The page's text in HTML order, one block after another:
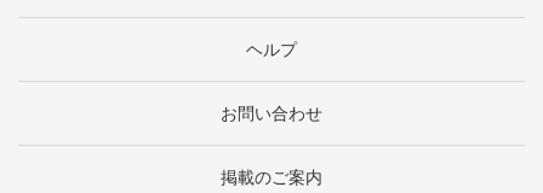
ヘルプ
お問い合わせ
掲載のご案内